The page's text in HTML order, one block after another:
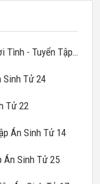
Tập Án Sinh Tử 21
Sinh Tử 24
Tử 22
Án Sinh Tử 14
Án Sinh Tử 25